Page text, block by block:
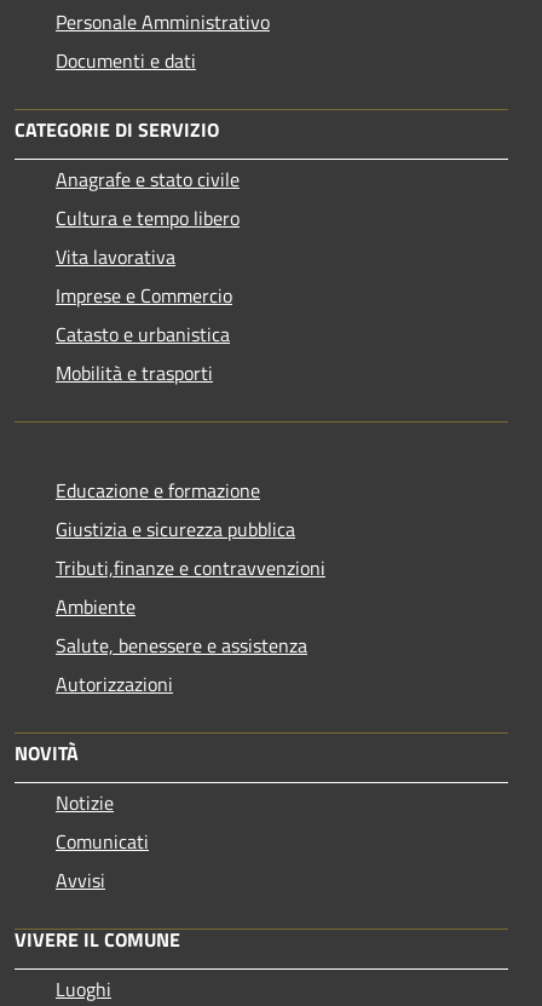
Personale Amministrativo
Documenti e dati
CATEGORIE DI SERVIZIO
Anagrafe e stato civile
Cultura e tempo libero
Vita lavorativa
Imprese e Commercio
Catasto e urbanistica
Mobilità e trasporti
Educazione e formazione
Giustizia e sicurezza pubblica
Tributi,finanze e contravvenzioni
Ambiente
Salute, benessere e assistenza
Autorizzazioni
NOVITÀ
Notizie
Comunicati
Avvisi
VIVERE IL COMUNE
Luoghi